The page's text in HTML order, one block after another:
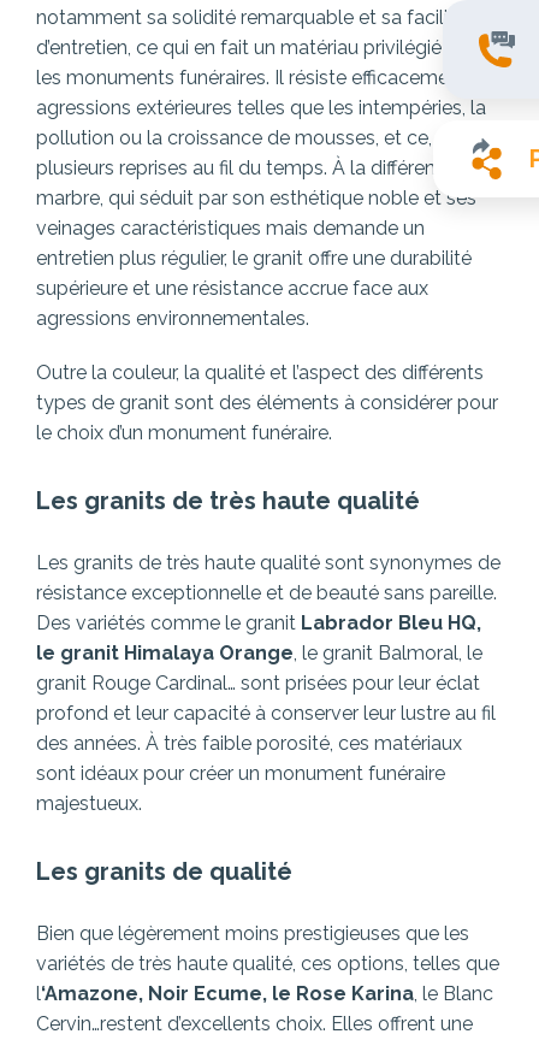
notamment sa solidité remarquable et sa facilité
d’entretien, ce qui en fait un matériau privilégié pour
les monuments funéraires. Il résiste efficacement aux
agressions extérieures telles que les intempéries, la
pollution ou la croissance de mousses, et ce, à
plusieurs reprises au fil du temps. À la différence du
marbre, qui séduit par son esthétique noble et ses
veinages caractéristiques mais demande un
entretien plus régulier, le granit offre une durabilité
supérieure et une résistance accrue face aux
agressions environnementales.
Outre la couleur, la qualité et l’aspect des différents
types de granit sont des éléments à considérer pour
le choix d’un monument funéraire.
Les granits de très haute qualité
Les granits de très haute qualité sont synonymes de
résistance exceptionnelle et de beauté sans pareille.
Des variétés comme le granit Labrador Bleu HQ,
le granit Himalaya Orange , le granit Balmoral, le
granit Rouge Cardinal… sont prisées pour leur éclat
profond et leur capacité à conserver leur lustre au fil
des années. À très faible porosité, ces matériaux
sont idéaux pour créer un monument funéraire
majestueux.
Les granits de qualité
Bien que légèrement moins prestigieuses que les
variétés de très haute qualité, ces options, telles que
l‘Amazone, Noir Ecume, le Rose Karina , le Blanc
Cervin…restent d’excellents choix. Elles offrent une